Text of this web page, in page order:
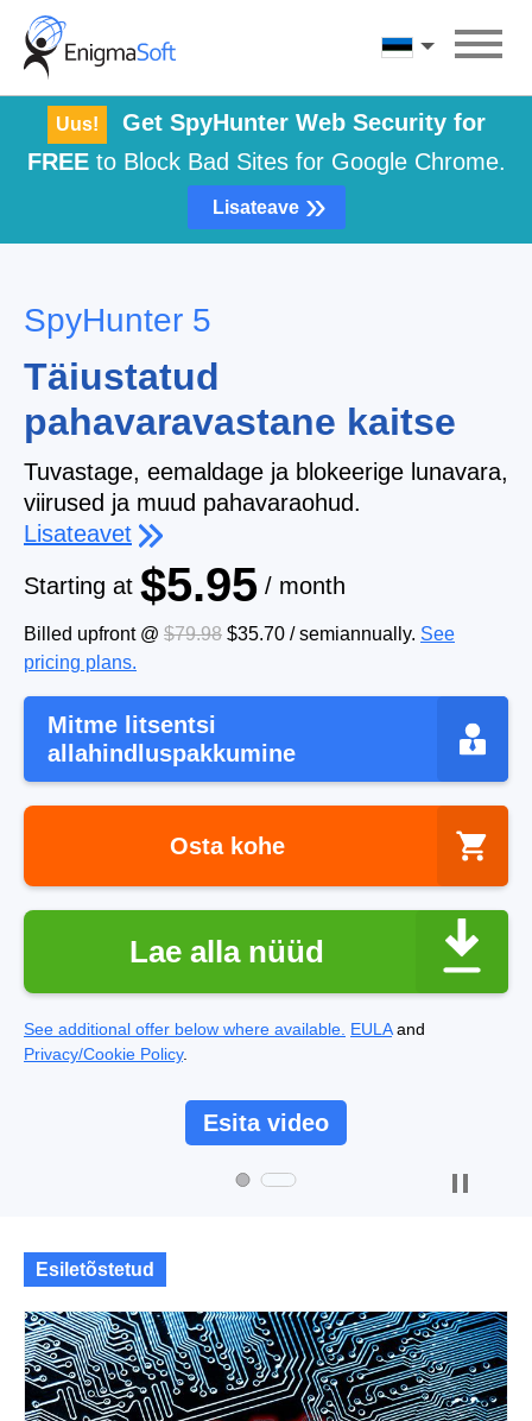
Skip
content
Eesti
Uus!
Get SpyHunter Web Security for
FREEto Block Bad Sites for Google Chrome.
Lisateave »
SpyHunter 5
Täiustatud
pahavaravastane kaitse
Tuvastage, eemaldage ja blokeerige lunavara,
viirused ja muud pahavaraohud.
Lisateavet
Starting at $5.95 / month
Billed upfront @ $79.98 $35.70 /semiannually. See
pricing plans.
Mitme litsentsi
allahindluspakkumine
Osta kohe
Lae alla nüüd
See additional offer below where available. EULAand
Privacy/Cookie Policy.
Esita video
Esiletõstetud